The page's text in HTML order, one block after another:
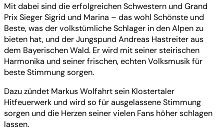
Mit dabei sind die erfolgreichen Schwestern und Grand
Prix Sieger Sigrid und Marina – das wohl Schönste und
Beste, was der volkstümliche Schlager in den Alpen zu
bieten hat, und der Jungspund Andreas Hastreiter aus
dem Bayerischen Wald. Er wird mit seiner steirischen
Harmonika und seiner frischen, echten Volksmusik für
beste Stimmung sorgen.
Dazu zündet Markus Wolfahrt sein Klostertaler
Hitfeuerwerk und wird so für ausgelassene Stimmung
sorgen und die Herzen seiner vielen Fans höher schlagen
lassen.